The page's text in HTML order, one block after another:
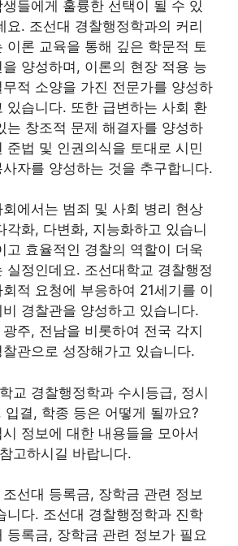
들에게 훌륭한 선택이 될 수 있
요. 조선대 경찰행정학과의 커리
이론 교육을 통해 깊은 학문적 토
양성하며, 이론의 현장 적용 능
적 소양을 가진 전문가를 양성하
있습니다. 또한 급변하는 사회 환
는 창조적 문제 해결자를 양성하
준법 및 인권의식을 토대로 시민
자를 양성하는 것을 추구합니다.
에서는 범죄 및 사회 병리 현상
각화, 다변화, 지능화하고 있습니
고 효율적인 경찰의 역할이 더욱
실정인데요. 조선대학교 경찰행정
적 요청에 부응하여 21세기를 이
경찰관을 양성하고 있습니다.
주, 전남을 비롯하여 전국 각지
관으로 성장해가고 있습니다.
교 경찰행정학과 수시등급, 정시
입결, 학종 등은 어떻게 될까요?
정보에 대한 내용들을 모아서
고하시길 바랍니다.
선대 등록금, 장학금 관련 정보
니다. 조선대 경찰행정학과 진학
등록금, 장학금 관련 정보가 필요